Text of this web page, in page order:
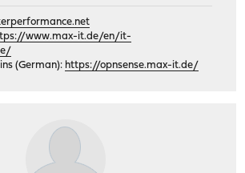
www.max-it.de/en/it-
(German): https://opnsense.max-it.de/